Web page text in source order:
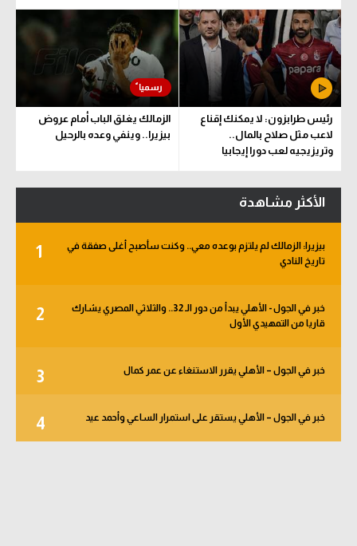
رئيس طرابزون: لا يمكنك إقناع
لاعب مثل صلاح بالمال..
وتريزيجيه لعب دورا إيجابيا
الزمالك يغلق الباب أمام عروض
بيزيرا.. وينفي وعده بالرحيل
الأكثر مشاهدة
1
بيزيرا: الزمالك لم يلتزم بوعده معي.. وكنت سأصبح أغلى صفقة في
تاريخ النادي
2
خبر في الجول - الأهلي يبدأ من دور الـ 32.. والثلاثي المصري يشارك
قاريا من التمهيدي الأول
3 خبر في الجول – الأهلي يقرر الاستنغاء عن عمر كمال
4 خبر في الجول – الأهلي يستقر على استمرار الساعي وأحمد عيد